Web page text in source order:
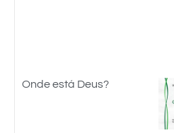
Onde está Deus?